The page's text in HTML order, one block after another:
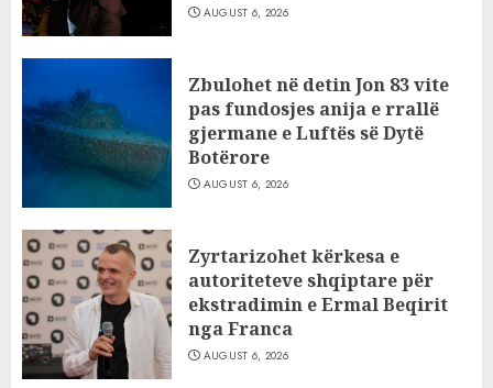
AUGUST 6, 2026
Zbulohet në detin Jon 83 vite
pas fundosjes anija e rrallë
gjermane e Luftës së Dytë
Botërore
AUGUST 6, 2026
Zyrtarizohet kërkesa e
autoriteteve shqiptare për
ekstradimin e Ermal Beqirit
nga Franca
AUGUST 6, 2026